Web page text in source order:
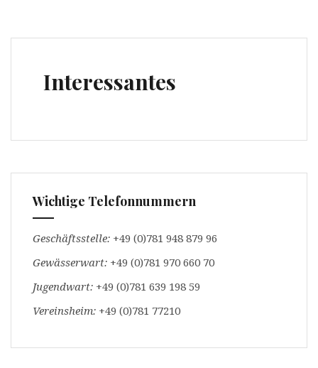
Interessantes
Wichtige Telefonnummern
Geschäftsstelle: +49 (0)781 948 879 96
Gewässerwart: +49 (0)781 970 660 70
Jugendwart: +49 (0)781 639 198 59
Vereinsheim: +49 (0)781 77210